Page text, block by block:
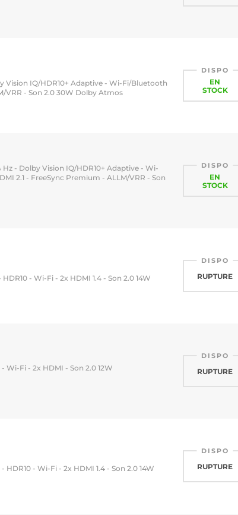
Vision IQ/HDR10+ Adaptive - Wi-Fi/Bluetooth
VRR - Son 2.0 30W Dolby Atmos
DISPO
EN
STOCK
Hz - Dolby Vision IQ/HDR10+ Adaptive - Wi-
2.1 - FreeSync Premium - ALLM/VRR - Son
DISPO
EN
STOCK
- Wi-Fi - 2x HDMI 1.4 - Son 2.0 14W
DISPO
RUPTURE
Wi-Fi - 2x HDMI - Son 2.0 12W
DISPO
RUPTURE
HDR10 - Wi-Fi - 2x HDMI 1.4 - Son 2.0 14W
DISPO
RUPTURE